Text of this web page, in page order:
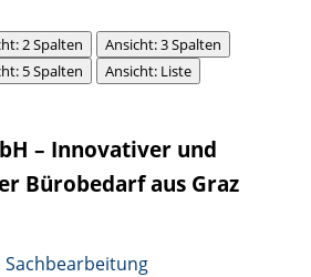
2 Spalten
Ansicht: 3 Spalten
5 Spalten Ansicht: Liste
– Innovativer und
Bürobedarf aus Graz